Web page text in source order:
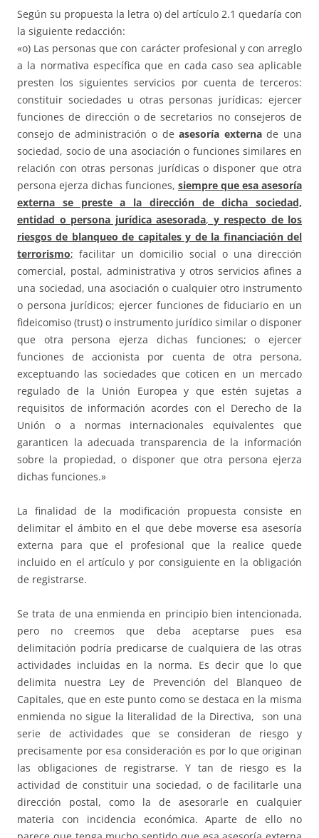
Según su propuesta la letra o) del artículo 2.1 quedaría con
la siguiente redacción:
«o) Las personas que con carácter profesional y con arreglo
a la normativa específica que en cada caso sea aplicable
presten los siguientes servicios por cuenta de terceros:
constituir sociedades u otras personas jurídicas; ejercer
funciones de dirección o de secretarios no consejeros de
consejo de administración o deasesoría externade una
sociedad, socio de una asociación o funciones similares en
relación con otras personas jurídicas o disponer que otra
persona ejerza dichas funciones, siempre que esa asesoría
externa se preste a la dirección de dicha sociedad,
entidad o persona jurídica asesorada, y respecto de los
riesgos de blanqueo de capitales y de la financiación del
terrorismo; facilitar un domicilio social o una dirección
comercial, postal, administrativa y otros servicios afines a
una sociedad, una asociación o cualquier otro instrumento
o persona jurídicos; ejercer funciones de fiduciario en un
fideicomiso (trust) o instrumento jurídico similar o disponer
que otra persona ejerza dichas funciones; o ejercer
funciones de accionista por cuenta de otra persona,
exceptuando las sociedades que coticen en un mercado
regulado de la Unión Europea y que estén sujetas a
requisitos de información acordes con el Derecho de la
Unión o a normas internacionales equivalentes que
garanticen la adecuada transparencia de la información
sobre la propiedad, o disponer que otra persona ejerza
dichas funciones.»
La finalidad de la modificación propuesta consiste en
delimitar el ámbito en el que debe moverse esa asesoría
externa para que el profesional que la realice quede
incluido en el artículo y por consiguiente en la obligación
de registrarse.
Se trata de una enmienda en principio bien intencionada,
pero no creemos que deba aceptarse pues esa
delimitación podría predicarse de cualquiera de las otras
actividades incluidas en la norma. Es decir que lo que
delimita nuestra Ley de Prevención del Blanqueo de
Capitales, que en este punto como se destaca en la misma
enmienda no sigue la literalidad de la Directiva, son una
serie de actividades que se consideran de riesgo y
precisamente por esa consideración es por lo que originan
las obligaciones de registrarse. Y tan de riesgo es la
actividad de constituir una sociedad, o de facilitarle una
dirección postal, como la de asesorarle en cualquier
materia con incidencia económica. Aparte de ello no